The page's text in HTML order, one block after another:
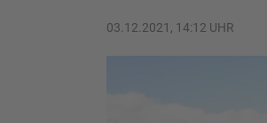
03.12.2021, 14:12 UHR